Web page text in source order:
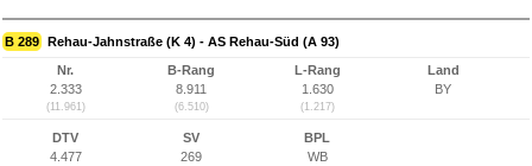
B 289 Rehau-Jahnstraße (K 4) - AS Rehau-Süd (A 93)
Nr.
2.333
(11.961)
B-Rang
8.911
(6.510)
L-Rang
1.630
(1.217)
Land
BY
DTV
4.477
SV
269
BPL
WB